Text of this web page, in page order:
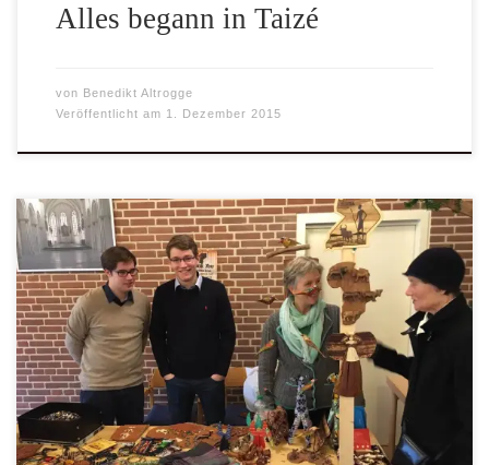
Alles begann in Taizé
von Benedikt Altrogge
Veröffentlicht am 1. Dezember 2015
Engelchen, Taschen und Schmuck und afrikanische
Flaschenöffner – über 200 Euro für unsere Partnergemeinde
St. Mauritz Obiya